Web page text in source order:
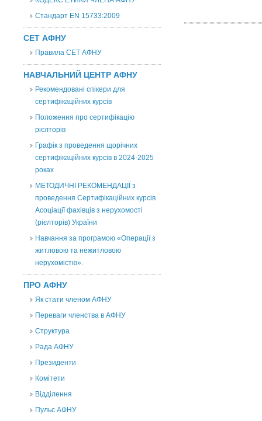
Стандарт EN 15733:2009
СЕТ АФНУ
Правила СЕТ АФНУ
НАВЧАЛЬНИЙ ЦЕНТР АФНУ
Рекомендовані спікери для
сертифікаційних курсів
Положення про сертифікацію
рієлторів
Графік з проведення щорічних
сертифікаційних курсів в 2024-2025
роках
МЕТОДИЧНІ РЕКОМЕНДАЦІЇ з
проведення Сертифікаційних курсів
Асоціації фахівців з нерухомості
(рієлторів) України
Навчання за програмою «Операції з
житловою та нежитловою
нерухомістю».
ПРО АФНУ
Як стати членом АФНУ
Переваги членства в АФНУ
Структура
Рада АФНУ
Президенти
Комітети
Відділення
Пульс АФНУ